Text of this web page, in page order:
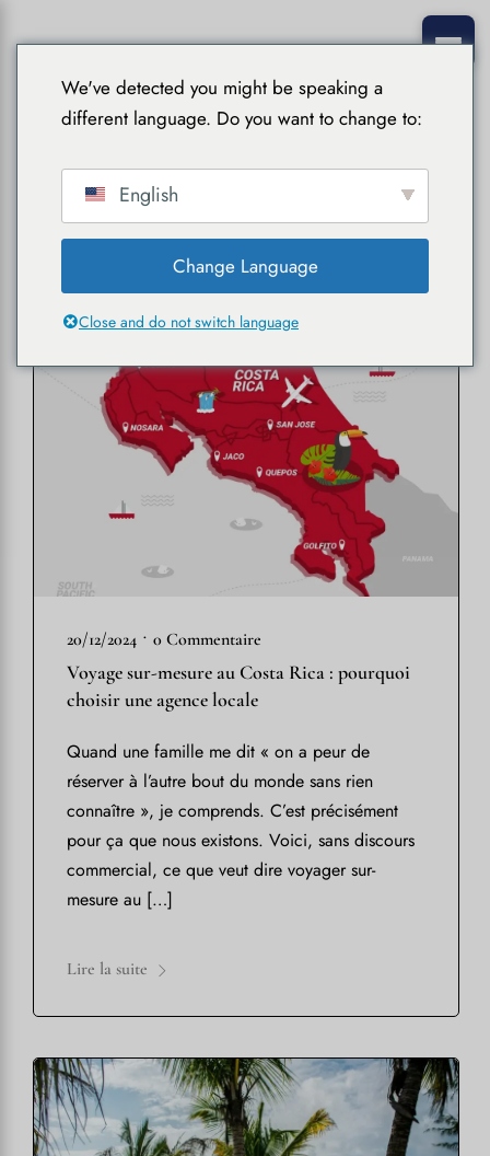
décembre 2024
20/12/2024 • 0 Commentaire
Voyage sur-mesure au Costa Rica : pourquoi
choisir une agence locale
Quand une famille me dit « on a peur de
réserver à l’autre bout du monde sans rien
connaître », je comprends. C’est précisément
pour ça que nous existons. Voici, sans discours
commercial, ce que veut dire voyager sur-
mesure au […]
Lire la suite
We've detected you might be speaking a
different language. Do you want to change to:
English
Change Language
Close and do not switch language